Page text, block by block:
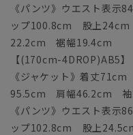
《パンツ》ウエスト表
ップ100.8cm 股上
22.2cm 裾幅19.4cm
【(170cm-4DROP)AB5】
《ジャケット》着丈
95.5cm 肩幅46.2cm 袖
《パンツ》ウエスト表
ップ102.8cm 股上